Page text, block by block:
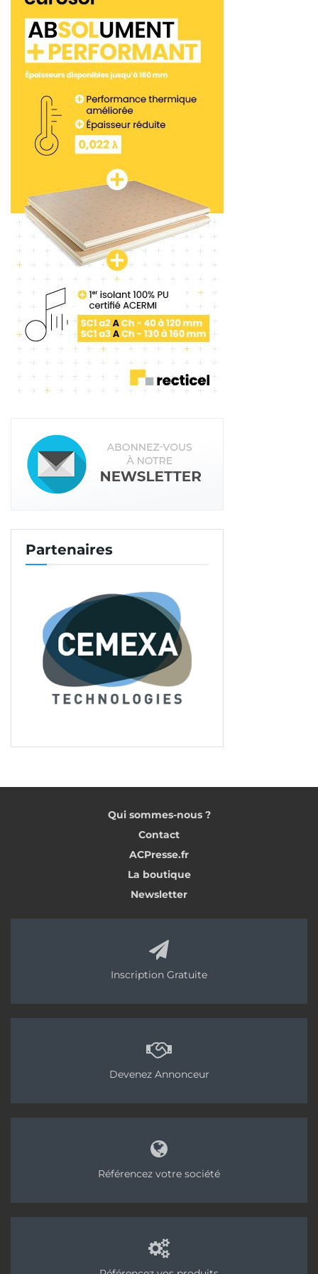
surface. Sa mise sur le marché dépendra de son
passage devant la commission du CSTB. L’objectif
étant de faciliter le travail quotidien des chapistes. »
Vicat mise sur le bas carbone
Des nouveautés qui doivent permettre à la
marque de s’affirmer dans le secteur des chapes.
ciment est d’avoir une position plus affirmée avec
un maillage cohérent, un service adapté et une
gamme complète permettant de répondre aux
besoins techniques des chantiers. Nous avons déjà
une bonne position, mais il nous faut continuer à
rester à l’écoute du marché. D’autant que la part de
marché des chapes fluides ciment continue de
grossir. D’une façon générale, nous évoluons sur
un marché qui n’est pas encore arrivé à maturité et
qui, à moyen terme, devra se structurer, avec
l’arrivée de la certification des chapes fluides à
l’horizon 2022. »
France
Alors que les changements réglementaires
pourraient impliquer de nouveaux changements.
Et quand on connaît le lien entre planchers
Béton Vicat n’a donc pas hésiter à lancer les
premières chapes bas carbone. »
<< Partie 6
Chape fluide ciment Vicat
Partenaires
Qui sommes-nous ?
Contact
ACPresse.fr
La boutique
Newsletter
Inscription Gratuite
Devenez Annonceur
Référencez votre société